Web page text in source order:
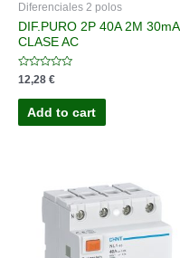
Diferenciales 2 polos
DIF.PURO 2P 40A 2M 30mA
CLASE AC
Rated
0
out
12,28 €
Add to cart